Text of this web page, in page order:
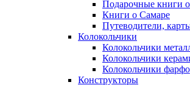
Подарочные книги
Книги о Самаре
Путеводители,
Колокольчики
Колокольчики
Колокольчики
Колокольчики
Конструкторы